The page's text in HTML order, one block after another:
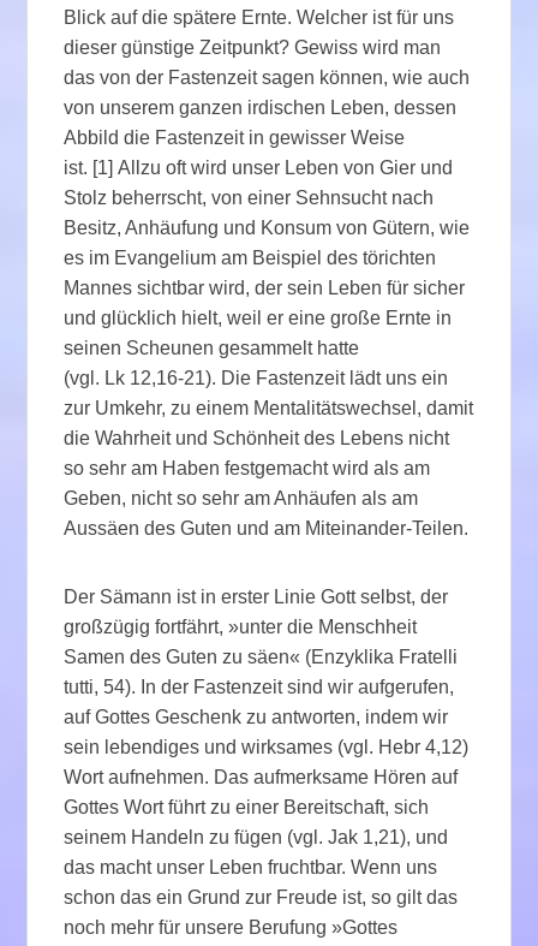
Blick auf die spätere Ernte. Welcher ist für uns
dieser günstige Zeitpunkt? Gewiss wird man
das von der Fastenzeit sagen können, wie auch
von unserem ganzen irdischen Leben, dessen
Abbild die Fastenzeit in gewisser Weise
ist. [1] Allzu oft wird unser Leben von Gier und
Stolz beherrscht, von einer Sehnsucht nach
Besitz, Anhäufung und Konsum von Gütern, wie
es im Evangelium am Beispiel des törichten
Mannes sichtbar wird, der sein Leben für sicher
und glücklich hielt, weil er eine große Ernte in
seinen Scheunen gesammelt hatte
(vgl. Lk 12,16-21). Die Fastenzeit lädt uns ein
zur Umkehr, zu einem Mentalitätswechsel, damit
die Wahrheit und Schönheit des Lebens nicht
so sehr am Haben festgemacht wird als am
Geben, nicht so sehr am Anhäufen als am
Aussäen des Guten und am Miteinander-Teilen.
Der Sämann ist in erster Linie Gott selbst, der
großzügig fortfährt, »unter die Menschheit
Samen des Guten zu säen« (Enzyklika Fratelli
tutti, 54). In der Fastenzeit sind wir aufgerufen,
auf Gottes Geschenk zu antworten, indem wir
sein lebendiges und wirksames (vgl. Hebr 4,12)
Wort aufnehmen. Das aufmerksame Hören auf
Gottes Wort führt zu einer Bereitschaft, sich
seinem Handeln zu fügen (vgl. Jak 1,21), und
das macht unser Leben fruchtbar. Wenn uns
schon das ein Grund zur Freude ist, so gilt das
noch mehr für unsere Berufung »Gottes